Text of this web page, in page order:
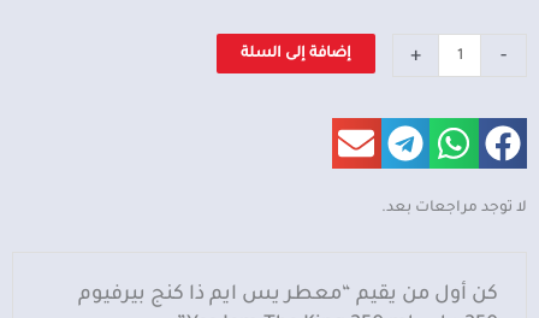
-
ايم
ذا
كنج
+ إضافة إلى السلة
لا توجد مراجعات بعد.
كن أول من يقيم “معطر يس ايم ذا كنج بيرفيوم